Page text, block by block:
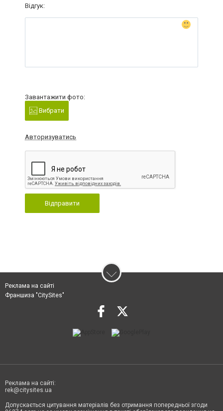
Відгук:
Завантажити фото:
Вибрати
Авторизуватись
Відправити
Реклама на сайті
Франшиза "CitySites"
Реклама на сайті:
rek@citysites.ua
Допускається цитування матеріалів без отримання попередньої згоди